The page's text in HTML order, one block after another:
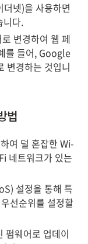
넷)을 사용하면
니다.
변경하여 웹 페
를 들어, Google
경하는 것입니
법
여 덜 혼잡한 Wi-
네트워크가 있는
설정을 통해 특
선순위를 설정할
펌웨어로 업데이